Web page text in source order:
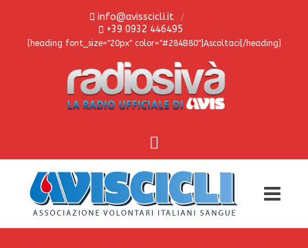
info@avisscicli.it
+39 0932 446495
[heading font_size="20px" color="#284B80"]Ascoltaci[/heading]